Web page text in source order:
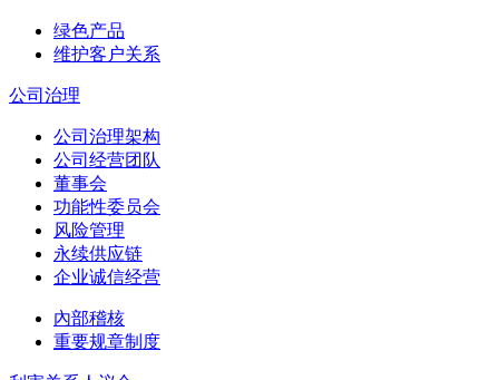
绿色产品
维护客户关系
公司治理
公司治理架构
公司经营团队
董事会
功能性委员会
风险管理
永续供应链
企业诚信经营
內部稽核
重要规章制度